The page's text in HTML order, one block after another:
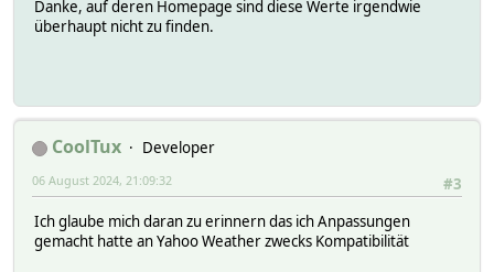
Danke, auf deren Homepage sind diese Werte irgendwie
überhaupt nicht zu finden.
CoolTux
Developer
#3
06 August 2024, 21:09:32
Ich glaube mich daran zu erinnern das ich Anpassungen
gemacht hatte an Yahoo Weather zwecks Kompatibilität